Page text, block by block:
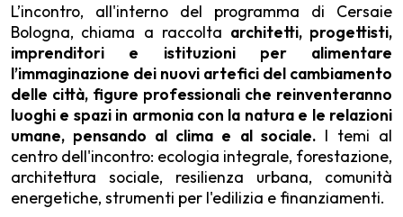
L’incontro, all'interno del programma di Cersaie
Bologna, chiama a raccolta architetti, progettisti,
imprenditori e istituzioni per alimentare
l’immaginazione dei nuovi artefici del cambiamento
delle città, figure professionali che reinventeranno
luoghi e spazi in armonia con la natura e le relazioni
umane, pensando al clima e al sociale. I temi al
centro dell'incontro: ecologia integrale, forestazione,
architettura sociale, resilienza urbana, comunità
energetiche, strumenti per l'edilizia e finanziamenti.